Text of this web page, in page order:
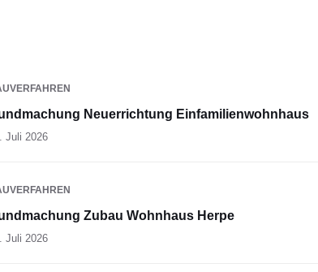
Neuerrichtung Einfamilienwohnhaus
Juli 2026
Zubau Wohnhaus Herpe
Juli 2026